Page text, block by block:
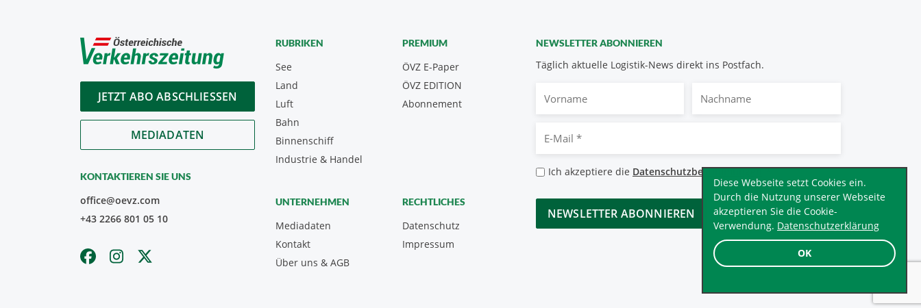
OK
Diese Webseite setzt Cookies ein.
Durch die Nutzung unserer Webseite
akzeptieren Sie die Cookie-
Verwendung. Datenschutzerklärung
JETZT ABO ABSCHLIESSEN
MEDIADATEN
KONTAKTIEREN SIE UNS
office@oevz.com
+43 2266 801 05 10
NEWSLETTER ABONNIEREN
Täglich aktuelle Logistik-News direkt ins Postfach.
Mail
Datenschutzbestimmungen
Ich akzeptiere die Datenschutzbestimmungen.*
CAPTCHA
RUBRIKEN
See
Land
Luft
Bahn
Binnenschiff
Industrie & Handel
PREMIUM
ÖVZ E-Paper
Abonnement
ÖVZ EDITION
UNTERNEHMEN
Mediadaten
Kontakt
Über uns & AGB
RECHTLICHES
Datenschutz
Impressum